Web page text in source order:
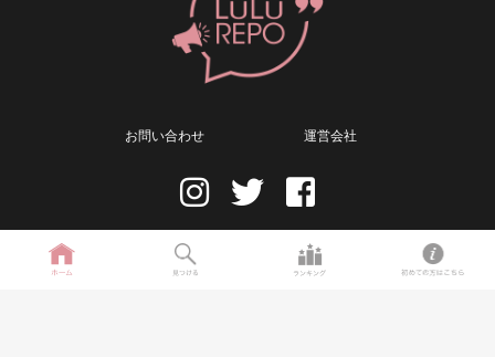
お問い合わせ 運営会社
Copyright © BLUE EMBER SK 2019 all rights reserved.